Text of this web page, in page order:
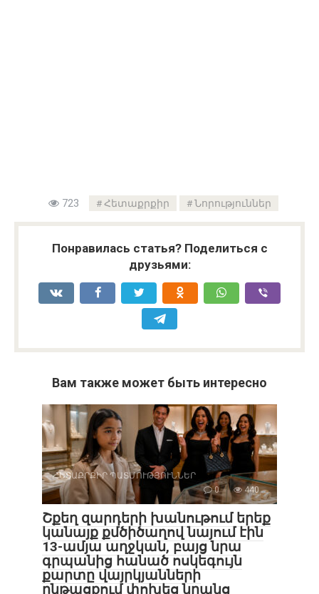
723 Հետաքրքիր Նորություններ
Понравилась статья? Поделиться с
друзьями:
Вам также может быть интересно
ՀԵՏԱՔՐՔԻՐ ՊԱՏՄՈՒԹՅՈՒՆՆԵՐ
0
440
Շքեղ զարդերի խանութում երեք
կանայք քմծիծաղով նայում էին
13-ամյա աղջկան, բայց նրա
գրպանից հանած ոսկեգույն
քարտը վայրկյանների
ընթացքում փոխեց նրանց